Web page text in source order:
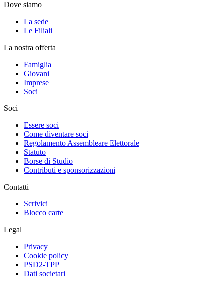
Dove siamo
La sede
Le Filiali
La nostra offerta
Famiglia
Giovani
Imprese
Soci
Soci
Essere soci
Come diventare soci
Regolamento Assembleare Elettorale
Statuto
Borse di Studio
Contributi e sponsorizzazioni
Contatti
Scrivici
Blocco carte
Legal
Privacy
Cookie policy
PSD2-TPP
Dati societari